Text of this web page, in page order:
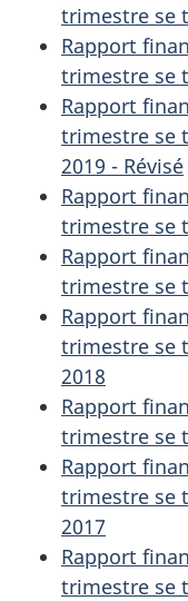
trimestre se
Rapport
trimestre se
Rapport
trimestre se
2019 - Révisé
Rapport
trimestre se
Rapport
trimestre se
Rapport
trimestre se
2018
Rapport
trimestre se
Rapport
trimestre se
2017
Rapport
trimestre se